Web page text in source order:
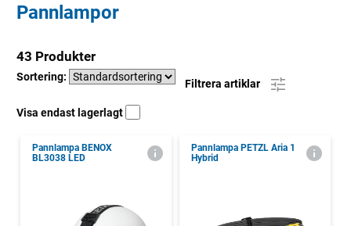
Pannlampor
43 Produkter
Sortering:
Filtrera artiklar
Visa endast lagerlagt
Pannlampa BENOX
BL3038 LED
Pannlampa PETZL Aria 1
Hybrid